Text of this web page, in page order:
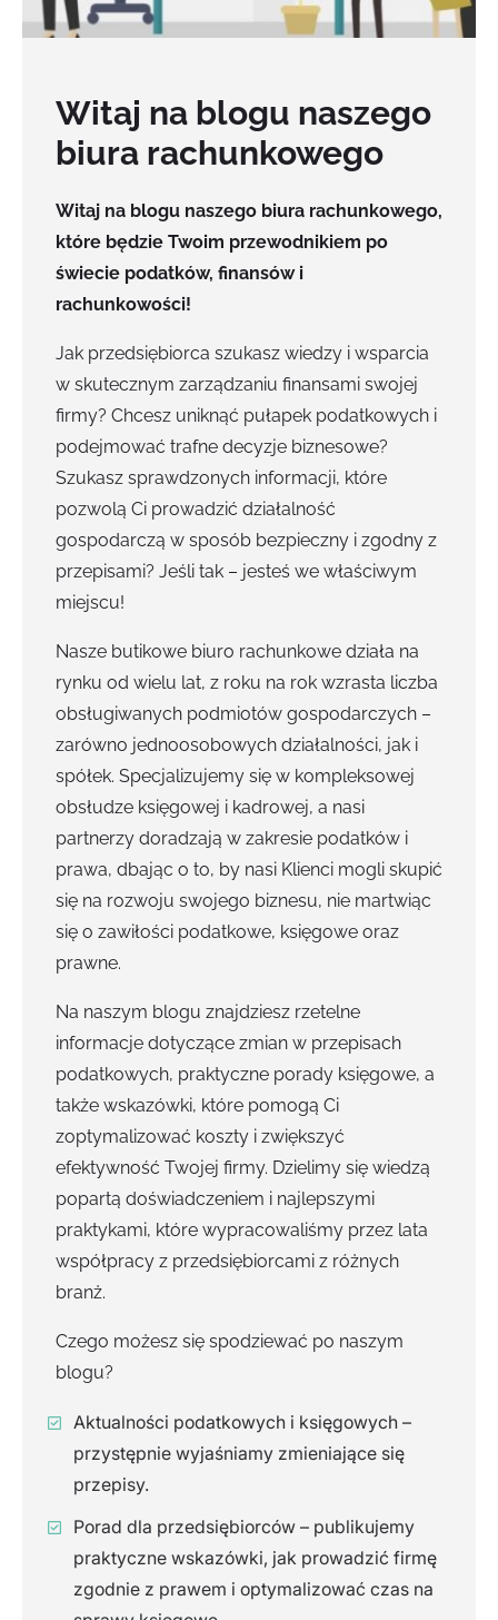
Witaj na blogu naszego
biura rachunkowego
Witaj na blogu naszego biura rachunkowego,
które będzie Twoim przewodnikiem po
świecie podatków, finansów i
rachunkowości!
Jak przedsiębiorca szukasz wiedzy i wsparcia
w skutecznym zarządzaniu finansami swojej
firmy? Chcesz uniknąć pułapek podatkowych i
podejmować trafne decyzje biznesowe?
Szukasz sprawdzonych informacji, które
pozwolą Ci prowadzić działalność
gospodarczą w sposób bezpieczny i zgodny z
przepisami? Jeśli tak – jesteś we właściwym
miejscu!
Nasze butikowe biuro rachunkowe działa na
rynku od wielu lat, z roku na rok wzrasta liczba
obsługiwanych podmiotów gospodarczych –
zarówno jednoosobowych działalności, jak i
spółek. Specjalizujemy się w kompleksowej
obsłudze księgowej i kadrowej, a nasi
partnerzy doradzają w zakresie podatków i
prawa, dbając o to, by nasi Klienci mogli skupić
się na rozwoju swojego biznesu, nie martwiąc
się o zawiłości podatkowe, księgowe oraz
prawne.
Na naszym blogu znajdziesz rzetelne
informacje dotyczące zmian w przepisach
podatkowych, praktyczne porady księgowe, a
także wskazówki, które pomogą Ci
zoptymalizować koszty i zwiększyć
efektywność Twojej firmy. Dzielimy się wiedzą
popartą doświadczeniem i najlepszymi
praktykami, które wypracowaliśmy przez lata
współpracy z przedsiębiorcami z różnych
branż.
Czego możesz się spodziewać po naszym
blogu?
Aktualności podatkowych i księgowych –
przystępnie wyjaśniamy zmieniające się
przepisy.
Porad dla przedsiębiorców – publikujemy
praktyczne wskazówki, jak prowadzić firmę
zgodnie z prawem i optymalizować czas na